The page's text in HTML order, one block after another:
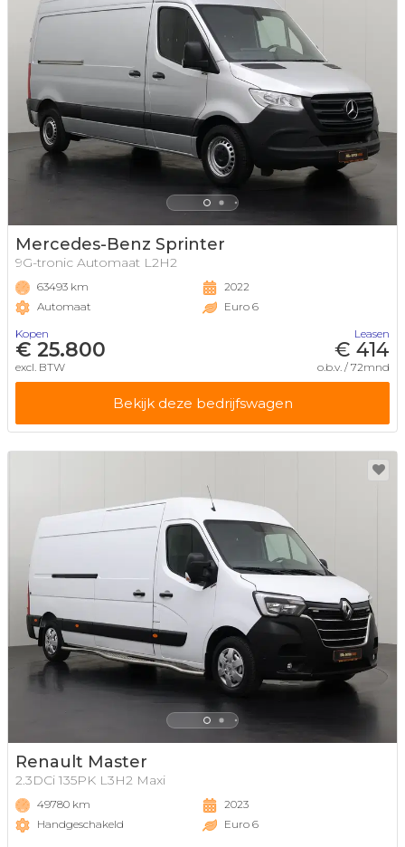
Mercedes-Benz Sprinter
9G-tronic Automaat L2H2
63493 km
Automaat
2022
Euro 6
Kopen
€ 25.800
excl. BTW
Leasen
€ 414
o.b.v. / 72mnd
Bekijk deze bedrijfswagen
Renault Master
2.3DCi 135PK L3H2 Maxi
49780 km
Handgeschakeld
2023
Euro 6